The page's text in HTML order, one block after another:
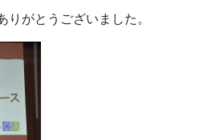
がとうございました。